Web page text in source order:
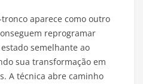
aparece como outro
reprogramar
semelhante ao
sua transformação em
A técnica abre caminho